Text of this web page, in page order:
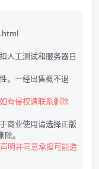
人工测试和服务器日
，一经出售概不退
如有侵权请联系删除
商业使用请选择正版
。
明并同意承担可能造